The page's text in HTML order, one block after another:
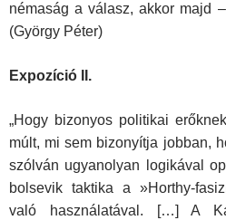
némaság a vá­lasz, akkor majd
(György Péter)
Expozíció II.
„Hogy bizonyos politikai
múlt, mi sem bizonyítja jobban,
szólván ugyan­olyan logikával
bolsevik taktika a »Horthy-
való használatával. […] A